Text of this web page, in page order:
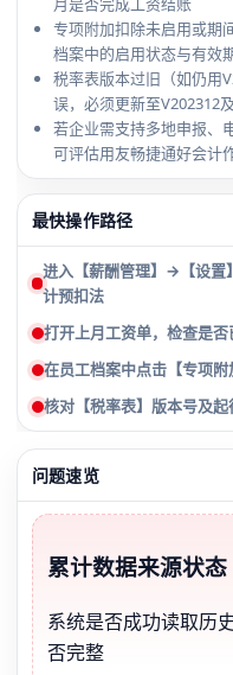
专项附加扣除未启用或期
档案中的启用状态与有效
税率表版本过旧（如仍用
误，必须更新至V202312
若企业需支持多地申报、
可评估用友畅捷通好会计
最快操作路径
进入【薪酬管理】→【设置
计预扣法
打开上月工资单，检查是否
在员工档案中点击【专项
核对【税率表】版本号及起
问题速览
累计数据来源状态
系统是否成功读取历
否完整